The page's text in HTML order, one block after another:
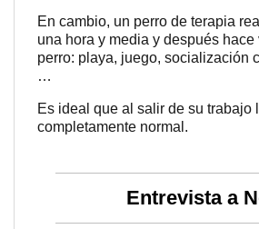
En cambio, un perro de terapia
una hora y media y después
perro: playa, juego, socialización
…
Es ideal que al salir de su trabajo
completamente normal.
Entrevista a